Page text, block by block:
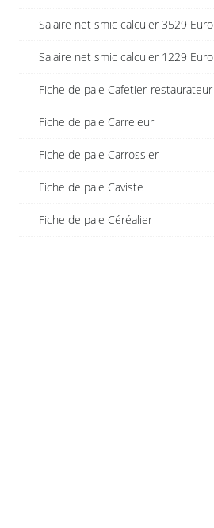
Salaire net smic calculer 3529 Euro
Salaire net smic calculer 1229 Euro
Fiche de paie Cafetier-restaurateur
Fiche de paie Carreleur
Fiche de paie Carrossier
Fiche de paie Caviste
Fiche de paie Céréalier